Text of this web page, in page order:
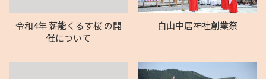
令和4年 薪能くるす桜 の開
催について
白山中居神社創業祭